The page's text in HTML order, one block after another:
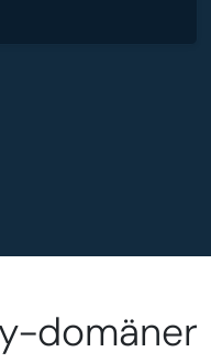
domäner